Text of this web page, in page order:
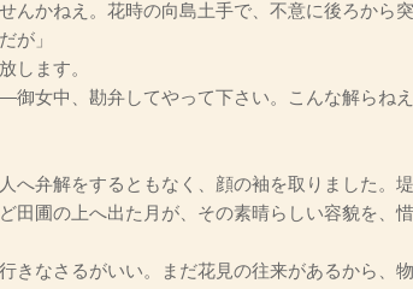
んかねえ。花時の向島土手で、不意に後ろから突
が」
します。
御女中、勘弁してやって下さい。こんな解らねえ
へ弁解をするともなく、顔の袖を取りました。
田圃の上へ出た月が、その素晴らしい容貌を、
きなさるがいい。まだ花見の往来があるから、